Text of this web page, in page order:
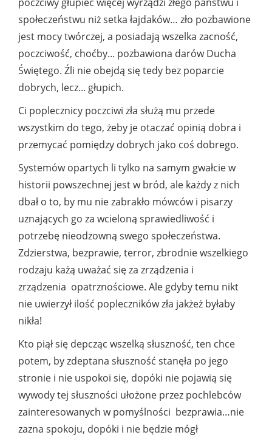
społeczeństwu niż setka łajdaków… zło pozbawione
jest mocy twórczej, a posiadają wszelka zacność,
poczciwość, choćby... pozbawiona darów Ducha
Świętego. Źli nie obejdą się tedy bez poparcie
dobrych, lecz... głupich.
Ci poplecznicy poczciwi zła służą mu przede
wszystkim do tego, żeby je otaczać opinią dobra i
przemycać pomiędzy dobrych jako coś dobrego.
Systemów opartych li tylko na samym gwałcie w
historii powszechnej jest w bród, ale każdy z nich
dbał o to, by mu nie zabrakło mówców i pisarzy
uznających go za wcieloną sprawiedliwość i
potrzebę nieodzowną swego społeczeństwa.
Zdzierstwa, bezprawie, terror, zbrodnie wszelkiego
rodzaju każą uważać się za zrządzenia i
zrządzenia opatrznościowe. Ale gdyby temu nikt
nie uwierzył ilość popleczników zła jakżeż byłaby
nikła!
Kto piął się depcząc wszelką słuszność, ten chce
potem, by zdeptana słuszność stanęła po jego
stronie i nie uspokoi się, dopóki nie pojawią się
wywody tej słuszności ułożone przez pochlebców
zainteresowanych w pomyślności bezprawia…nie
zazna spokoju, dopóki i nie będzie mógł